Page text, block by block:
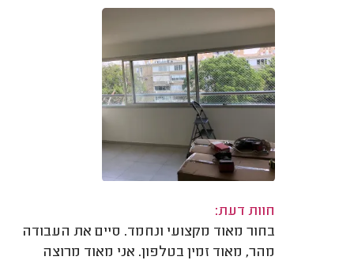
חוות דעת:
בחור מאוד מקצועי ונחמד. סיים את העבודה
מהר, מאוד זמין בטלפון. אני מאוד מרוצה